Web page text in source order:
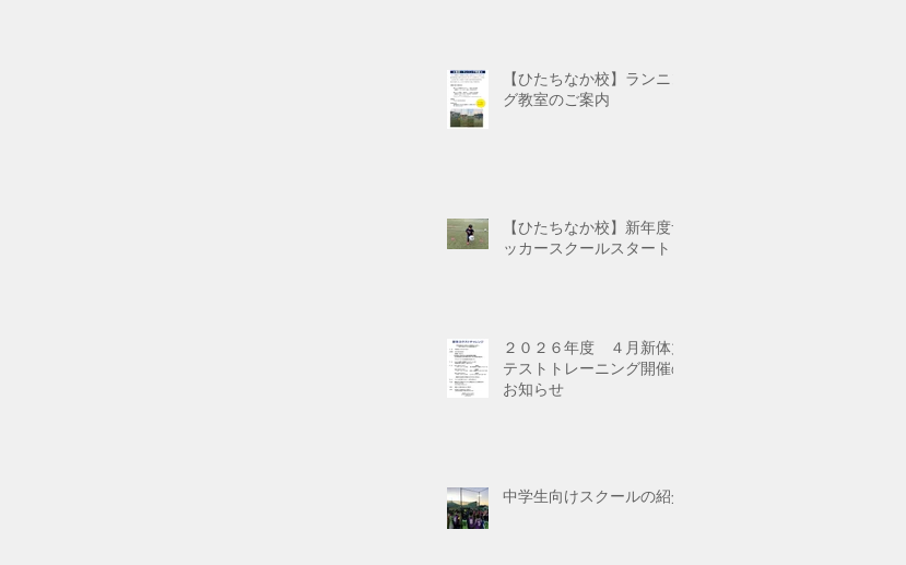
【ひたちなか校】ランニン
グ教室のご案内
【ひたちなか校】新年度サ
ッカースクールスタート
２０２６年度 ４月新体力
テストトレーニング開催の
お知らせ
中学生向けスクールの紹介